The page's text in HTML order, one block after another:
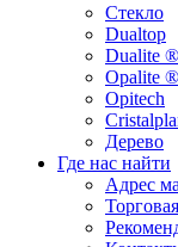
Стекло
Dualtop
Dualite ®
Opalite ®
Opitech
Дерево
Где нас найти
Адрес